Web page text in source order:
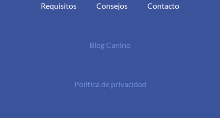
Requisitos
Consejos Contacto
Blog Canino
Política de privacidad